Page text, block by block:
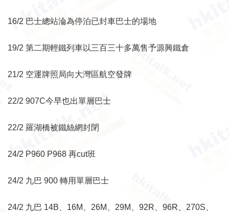
16/2 巴士總站淪為停泊已封車巴士的場地
19/2 第二期輕鐵列車以三百三十多萬售予源興鐵倉
21/2 空運牌照局向大灣區航空發牌
22/2 907C今早也出單層巴士
22/2 羅湖橋被鐵絲網封閉
24/2 P960 P968 再cut班
24/2 九巴 900 轉用單層巴士
24/2 九巴 14B、16M、26M、29M、92R、96R、270S、